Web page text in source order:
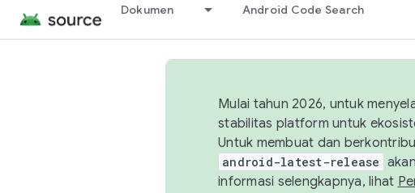
Dokumen Android Code Search
Mulai tahun 2026, untuk
stabilitas platform untuk
Untuk membuat dan
android-latest-release
informasi selengkapnya, lihat